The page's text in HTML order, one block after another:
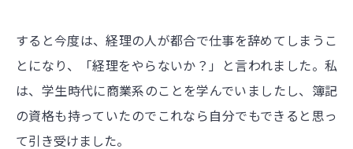
すると今度は、経理の人が都合で仕事を辞めてしまうこ
とになり、「経理をやらないか？」と言われました。私
は、学生時代に商業系のことを学んでいましたし、簿記
の資格も持っていたのでこれなら自分でもできると思っ
て引き受けました。